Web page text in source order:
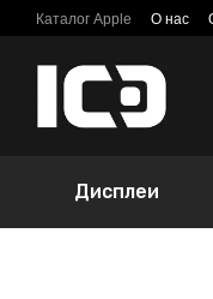
Перейти к основному
Каталог Apple О нас
Дисплеи